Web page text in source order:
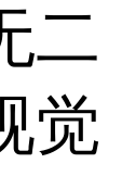
二
觉